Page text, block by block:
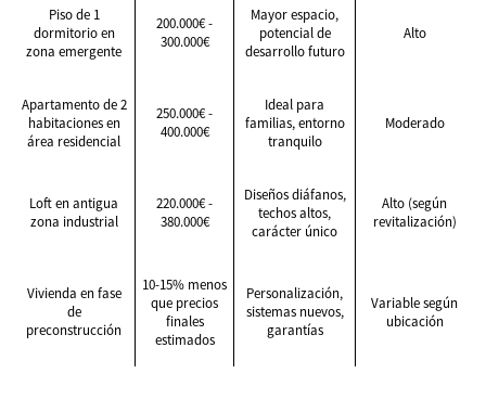
Piso de 1
dormitorio en
zona emergente
200.000€ -
300.000€
Mayor espacio,
potencial de
desarrollo futuro
Alto
Apartamento de 2
habitaciones en
área residencial
250.000€ -
400.000€
Ideal para
familias, entorno
tranquilo
Moderado
Loft en antigua
zona industrial
220.000€ -
380.000€
Diseños diáfanos,
techos altos,
carácter único
Alto (según
revitalización)
Vivienda en fase
de
preconstrucción
10-15% menos
que precios
finales
estimados
Personalización,
sistemas nuevos,
garantías
Variable según
ubicación